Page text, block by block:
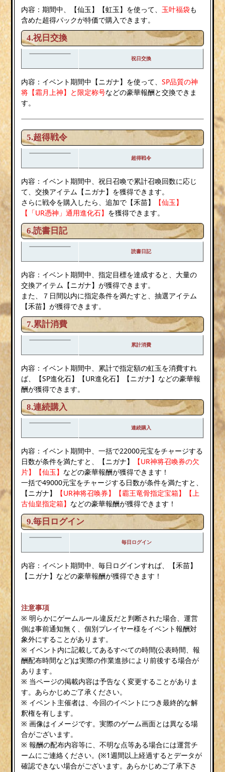
内容：期間中、【仙玉】【虹玉】を使って、 玉叶福袋も
含めた超得パックが特価で購入できます。
4.祝日交換
祝日交換
内容：イベント期間中【ニガナ】を使って、SP品質の神
将【霜月上神】と限定称号などの豪華報酬と交換できま
す。
5.超得戦令
超得戦令
内容：イベント期間中、祝日召喚で累計召喚回数に応じ
て、交換アイテム【ニガナ】を獲得できます。
さらに戦令を購入したら、追加で【禾苗】
【仙玉】
【「UR憑神」通用進化石】 を獲得できます。
6.読書日記
読書日記
内容：イベント期間中、指定目標を達成すると、大量の
交換アイテム【ニガナ】が獲得できます。
また、７日間以内に指定条件を満たすと、抽選アイテム
【禾苗】が獲得できます。
7.累計消費
累計消費
内容：イベント期間中、累計で指定額の虹玉を消費すれ
ば、【SP進化石】【UR進化石】【ニガナ】などの豪華報
酬が獲得できます。
8.連続購入
連続購入
内容：イベント期間中、一括で22000元宝をチャージする
日数が条件を満たすと、【ニガナ】
【UR神将召喚券の欠
片】【仙玉】 などの豪華報酬が獲得できます！
一括で49000元宝をチャージする日数が条件を満たすと、
【ニガナ】
【UR神将召唤券】【霸王竜骨指定宝箱】【上
古仙皇指定箱】 などの豪華報酬が獲得できます！
9.毎日ログイン
毎日ログイン
内容：イベント期間中、毎日ログインすれば、【禾苗】
【ニガナ】などの豪華報酬が獲得できます！
注意事項
※ 明らかにゲームルール違反だと判断された場合、運営
側は事前通知無く、個別プレイヤー様をイベント報酬対
象外にすることがあります。
※ イベント内に記載してあるすべての時間(公表時間、報
酬配布時間など)は実際の作業進捗により前後する場合が
あります。
※ 当ページの掲載内容は予告なく変更することがありま
す。あらかじめご了承ください。
※ イベント主催者は、今回のイベントにつき最終的な解
釈権を有します。
※ 画像はイメージです。実際のゲーム画面とは異なる場
合がございます。
※ 報酬の配布内容等に、不明な点等ある場合には運営チ
ームにご連絡ください。(※1週間以上経過するとデータが
確認できない場合がございます。あらかじめご了承下さ